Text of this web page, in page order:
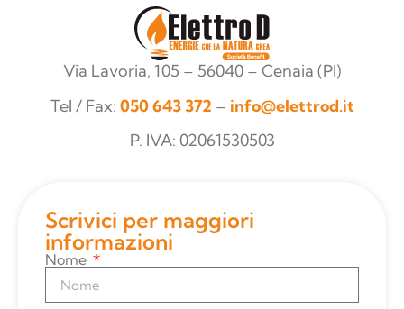
Via Lavoria, 105 – 56040 – Cenaia (PI)
Tel / Fax: 050 643 372 – info@elettrod.it
P. IVA: 02061530503
Scrivici per maggiori
informazioni
Nome